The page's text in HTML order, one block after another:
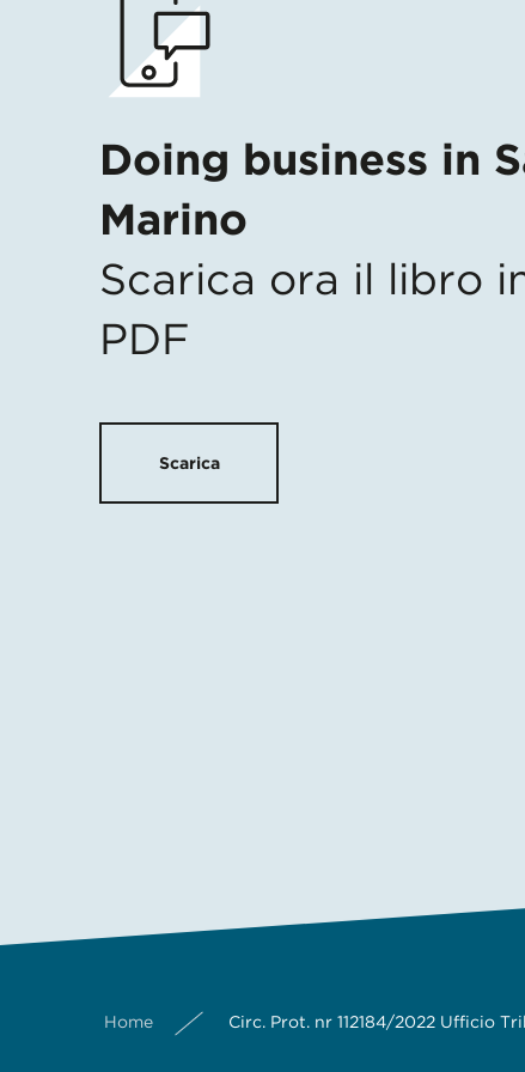
Doing business in
Marino
Scarica ora il libro
PDF
Scarica
Home Circ. Prot. nr 112184/2022 Ufficio